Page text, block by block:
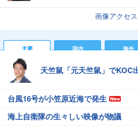
画像アクセ
主要 国内 海外
天竺鼠「元天竺鼠」でKOC
台風16号が小笠原近海で発生
海上自衛隊の生々しい映像が物議